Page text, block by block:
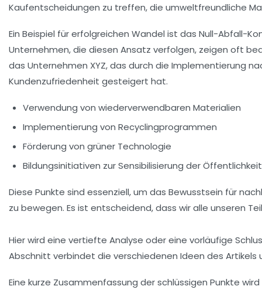
Kaufentscheidungen zu treffen, die umweltfreundliche
Ein Beispiel für erfolgreichen Wandel ist das Null-Abfall-
Unternehmen, die diesen Ansatz verfolgen, zeigen oft
das Unternehmen XYZ, das durch die Implementierung
Kundenzufriedenheit gesteigert hat.
Verwendung von wiederverwendbaren Materialien
Implementierung von Recyclingprogrammen
Förderung von grüner Technologie
Bildungsinitiativen zur Sensibilisierung der Öffentlichkeit
Diese Punkte sind essenziell, um das Bewusstsein für
zu bewegen. Es ist entscheidend, dass wir alle unseren
Hier wird eine vertiefte Analyse oder eine vorläufige
Abschnitt verbindet die verschiedenen Ideen des
Eine kurze Zusammenfassung derschlüssigen Punkte